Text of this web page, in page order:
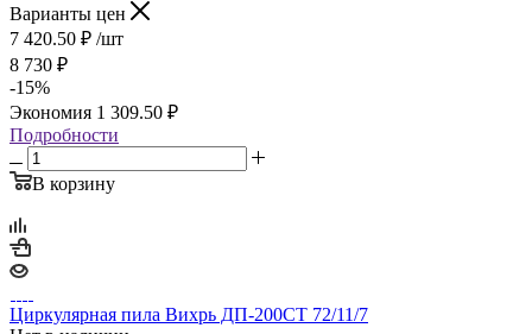
Варианты цен
7 420.50 ₽ /шт
8 730 ₽
-15%
Экономия 1 309.50 ₽
Подробности
В корзину
Циркулярная пила Вихрь ДП-200СТ 72/11/7